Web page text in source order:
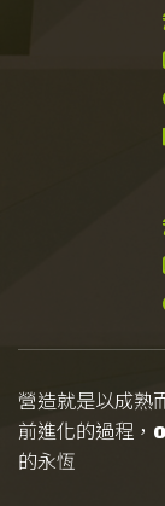
營造就是以成熟
前進化的過程，
的永恆